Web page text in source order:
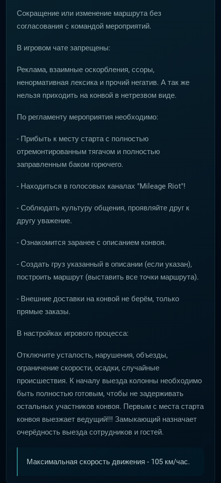
Сокращение или изменение маршрута без
согласования с командой мероприятий.
В игровом чате запрещены:
Реклама, взаимные оскорбления, ссоры,
ненормативная лексика и прочий негатив. А так же
нельзя приходить на конвой в нетрезвом виде.
По регламенту мероприятия необходимо:
- Прибыть к месту старта с полностью
отремонтированным тягачом и полностью
заправленным баком горючего.
- Находиться в голосовых каналах "Mileage Riot"!
- Соблюдать культуру общения, проявляйте друг к
другу уважение.
- Ознакомится заранее с описанием конвоя.
- Создать груз указанный в описании (если указан),
построить маршрут (выставить все точки маршрута).
- Внешние доставки на конвой не берём, только
прямые заказы.
В настройках игрового процесса:
Отключите усталость, нарушения, объезды,
ограничение скорости, осадки, случайные
происшествия. К началу выезда колонны необходимо
быть полностью готовым, чтобы не задерживать
остальных участников конвоя. Первым с места старта
конвоя выезжает ведущий!!! Замыкающий назначает
очерёдность выезда сотрудников и гостей.
Максимальная скорость движения - 105 км/час.